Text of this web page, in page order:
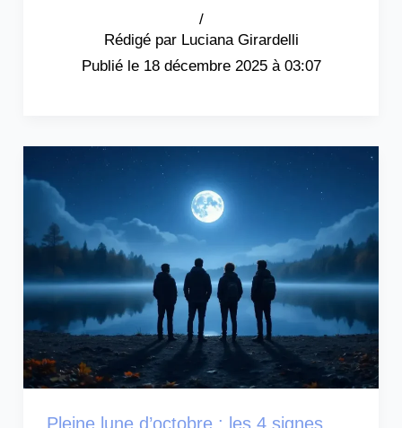
Luciana Girardelli
/
18 décembre 2025 à 03:07
Pleine lune d’octobre : les 4 signes